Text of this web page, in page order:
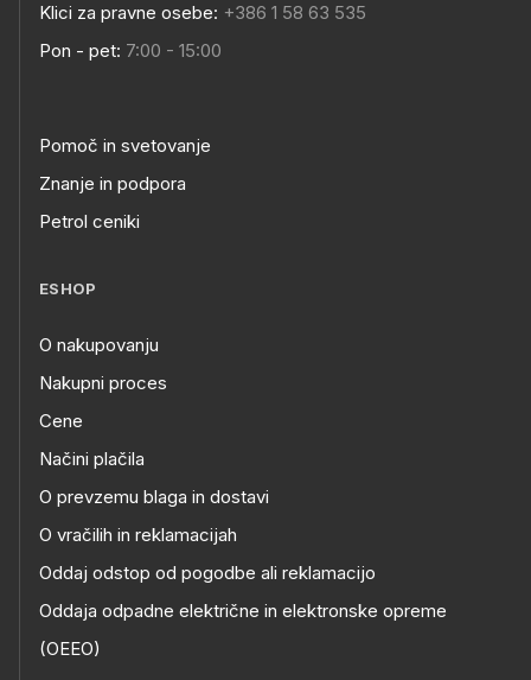
Klici za pravne osebe: +386 1 58 63 535
Pon - pet: 7:00 - 15:00
Pomoč in svetovanje
Znanje in podpora
Petrol ceniki
ESHOP
O nakupovanju
Nakupni proces
Cene
Načini plačila
O prevzemu blaga in dostavi
O vračilih in reklamacijah
Oddaj odstop od pogodbe ali reklamacijo
Oddaja odpadne električne in elektronske opreme
(OEEO)